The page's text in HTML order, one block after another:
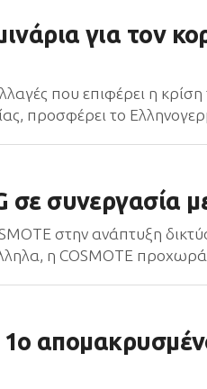
για τον
που επιφέρει η
προσφέρει το
σε συνεργασία
στην ανάπτυξη
η COSMOTE
1ο